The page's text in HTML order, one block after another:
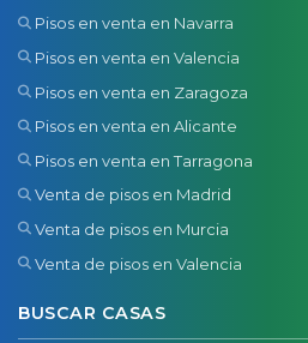
Pisos en venta en Navarra
Pisos en venta en Valencia
Pisos en venta en Zaragoza
Pisos en venta en Alicante
Pisos en venta en Tarragona
Venta de pisos en Madrid
Venta de pisos en Murcia
Venta de pisos en Valencia
BUSCAR CASAS